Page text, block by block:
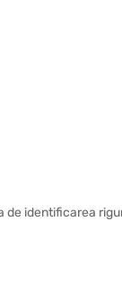
de identificarea